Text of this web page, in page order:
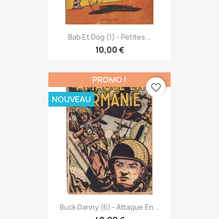
Bab Et Dog (1) - Petites...
10,00 €
Buck Danny (6) - Attaque En...
PROMO !
NOUVEAU
favorite_border